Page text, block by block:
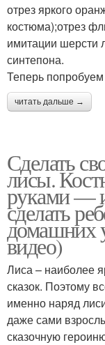
отрез яркого
костюма);отрез
имитации шерсти
синтепона.
Теперь
читать дальше →
Сделать
лисы.
руками —
сделать
домашних
видео)
Лиса – наиболее
сказок. Поэтому
именно наряд
даже сами
сказочную